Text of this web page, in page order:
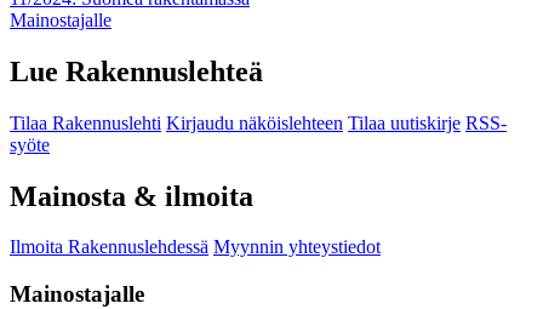
Mainostajalle
Lue Rakennuslehteä
Tilaa Rakennuslehti Kirjaudu näköislehteen Tilaa uutiskirje RSS-
syöte
Mainosta & ilmoita
Ilmoita Rakennuslehdessä Myynnin yhteystiedot
Mainostajalle